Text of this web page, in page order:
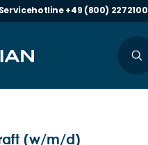
Servicehotline +49 (800) 2272100
(w/m/d)